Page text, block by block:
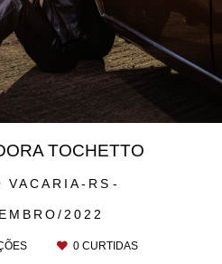
VACARIA-RS
2022
TOCHETTO
0CURTIDAS